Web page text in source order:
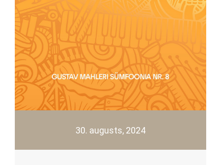
30. augusts, 2024